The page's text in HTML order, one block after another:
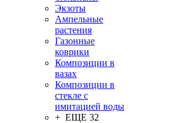
Экзоты
Ампельные
растения
Газонные
коврики
Композиции в
вазах
Композиции в
стекле с
имитацией воды
+ ЕЩЕ 32